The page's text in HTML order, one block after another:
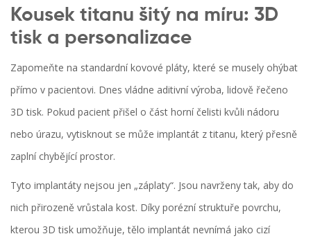
Kousek titanu šitý na míru: 3D
tisk a personalizace
Zapomeňte na standardní kovové pláty, které se musely ohýbat
přímo v pacientovi. Dnes vládne aditivní výroba, lidově řečeno
3D tisk. Pokud pacient přišel o část horní čelisti kvůli nádoru
nebo úrazu, vytisknout se může implantát ztitanu, který přesně
zaplní chybějící prostor.
Tyto implantáty nejsou jen „záplaty“. Jsou navrženy tak, aby do
nich přirozeně vrůstala kost. Díky porézní struktuře povrchu,
kterou 3D tisk umožňuje, tělo implantát nevnímá jako cizí